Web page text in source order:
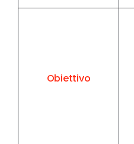
Obiettivo